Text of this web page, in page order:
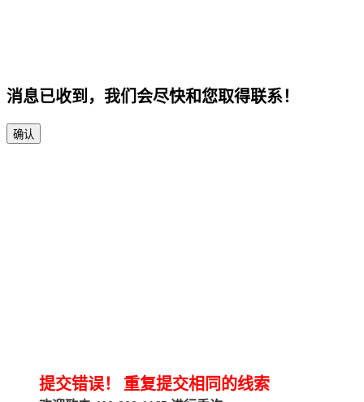
消息已收到，我们会尽快和您取得联系！
确认
提交错误！ 重复提交相同的线索